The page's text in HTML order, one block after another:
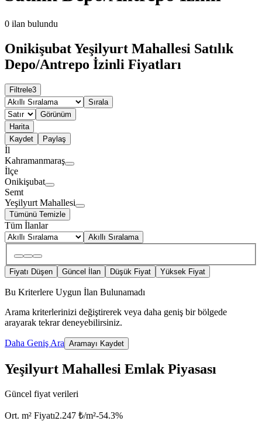
0 ilan bulundu
Onikişubat Yeşilyurt Mahallesi Satılık
Depo/Antrepo İzinli Fiyatları
Filtrele3
Sırala
Görünüm
Harita
Kaydet
Paylaş
İl
Kahramanmaraş
İlçe
Onikişubat
Semt
Yeşilyurt Mahallesi
Tümünü Temizle
Tüm İlanlar
Akıllı Sıralama
Fiyatı Düşen Güncel İlan Düşük Fiyat Yüksek Fiyat
Bu Kriterlere Uygun İlan Bulunamadı
Arama kriterlerinizi değiştirerek veya daha geniş bir bölgede
arayarak tekrar deneyebilirsiniz.
Daha Geniş Ara Aramayı Kaydet
Yeşilyurt Mahallesi Emlak Piyasası
Güncel fiyat verileri
Ort. m² Fiyatı2.247 ₺/m²-54.3%